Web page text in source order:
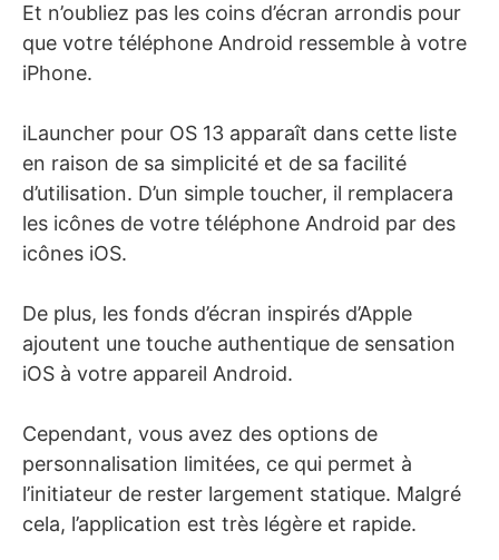
Et n’oubliez pas les coins d’écran arrondis pour
que votre téléphone Android ressemble à votre
iPhone.
iLauncher pour OS 13 apparaît dans cette liste
en raison de sa simplicité et de sa facilité
d’utilisation. D’un simple toucher, il remplacera
les icônes de votre téléphone Android par des
icônes iOS.
De plus, les fonds d’écran inspirés d’Apple
ajoutent une touche authentique de sensation
iOS à votre appareil Android.
Cependant, vous avez des options de
personnalisation limitées, ce qui permet à
l’initiateur de rester largement statique. Malgré
cela, l’application est très légère et rapide.